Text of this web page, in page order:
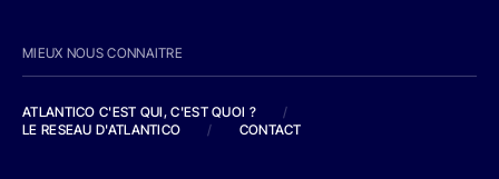
MIEUX NOUS CONNAITRE
ATLANTICO C'EST QUI, C'EST QUOI ?
/
LE RESEAU D'ATLANTICO
/ CONTACT